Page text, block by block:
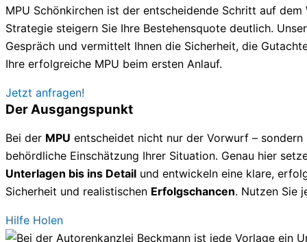
MPU Schönkirchen ist der entscheidende Schritt auf
Strategie steigern Sie Ihre Bestehensquote deutlich.
Gespräch und vermittelt Ihnen die Sicherheit, die
Ihre erfolgreiche MPU beim ersten Anlauf.
Jetzt anfragen!
Der Ausgangspunkt
Bei der MPU entscheidet nicht nur der Vorwurf –
behördliche Einschätzung Ihrer Situation. Genau hier
Unterlagen bis ins Detail und entwickeln eine klare,
Sicherheit und realistischen Erfolgschancen. Nutzen Sie
Hilfe Holen